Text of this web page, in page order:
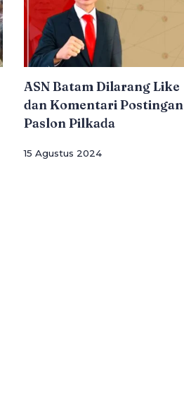
ASN Batam Dilarang Like
dan Komentari Postingan
Paslon Pilkada
15 Agustus 2024